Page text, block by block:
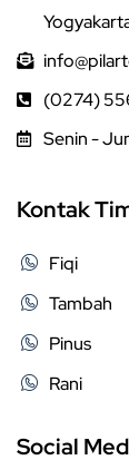
(0274)
Senin -
Kontak
Fiqi
Tambah
Pinus
Rani
Social